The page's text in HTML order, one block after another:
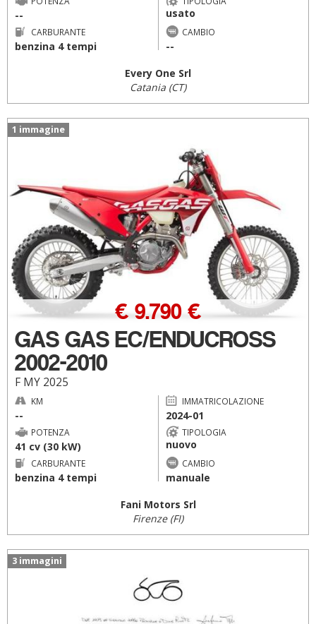
-- usato
CARBURANTE
benzina 4 tempi
CAMBIO
--
Every One Srl
Catania (CT)
1 immagine
GAS GAS EC/ENDUCROSS
2002-2010
F MY 2025
€ 9.790 €
KM
--
IMMATRICOLAZIONE
2024-01
POTENZA
41 cv (30 kW)
TIPOLOGIA
nuovo
CARBURANTE
benzina 4 tempi
CAMBIO
manuale
Fani Motors Srl
Firenze (FI)
3 immagini